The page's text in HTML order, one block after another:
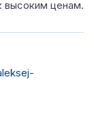
высоким ценам.